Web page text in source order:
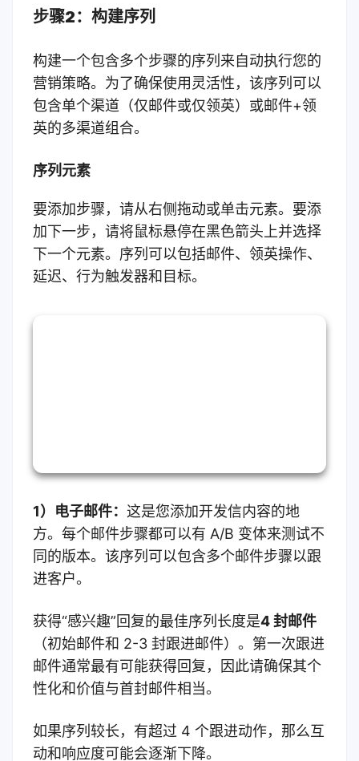
步骤2：构建序列
构建一个包含多个步骤的序列来自动执行您的
营销策略。为了确保使用灵活性，该序列可以
包含单个渠道（仅邮件或仅领英）或邮件+领
英的多渠道组合。
序列元素
要添加步骤，请从右侧拖动或单击元素。要添
加下一步，请将鼠标悬停在黑色箭头上并选择
下一个元素。序列可以包括邮件、领英操作、
延迟、行为触发器和目标。
1）电子邮件： 这是您添加开发信内容的地
方。每个邮件步骤都可以有 A/B 变体来测试不
同的版本。该序列可以包含多个邮件步骤以跟
进客户。
获得“感兴趣”回复的最佳序列长度是4 封邮件
（初始邮件和 2-3 封跟进邮件）。第一次跟进
邮件通常最有可能获得回复，因此请确保其个
性化和价值与首封邮件相当。
如果序列较长，有超过 4 个跟进动作，那么互
动和响应度可能会逐渐下降。